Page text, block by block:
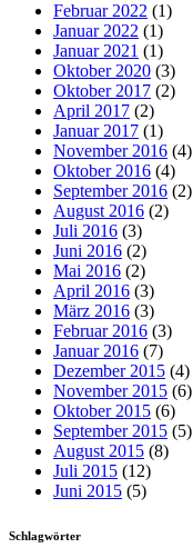
Februar 2022 (1)
Januar 2022 (1)
Januar 2021 (1)
Oktober 2020 (3)
Oktober 2017 (2)
April 2017 (2)
Januar 2017 (1)
November 2016 (4)
Oktober 2016 (4)
September 2016 (2)
August 2016 (2)
Juli 2016 (3)
Juni 2016 (2)
Mai 2016 (2)
April 2016 (3)
März 2016 (3)
Februar 2016 (3)
Januar 2016 (7)
Dezember 2015 (4)
November 2015 (6)
Oktober 2015 (6)
September 2015 (5)
August 2015 (8)
Juli 2015 (12)
Juni 2015 (5)
Schlagwörter